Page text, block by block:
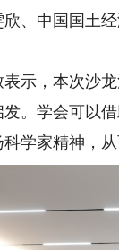
、中国国土
，本次沙龙
。学会可以
学家精神，